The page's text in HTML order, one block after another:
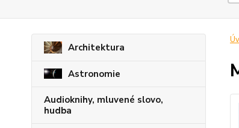
Architektura
Astronomie
Audioknihy, mluvené slovo,
hudba